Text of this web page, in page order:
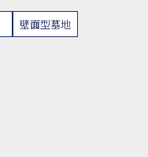
壁面型墓地